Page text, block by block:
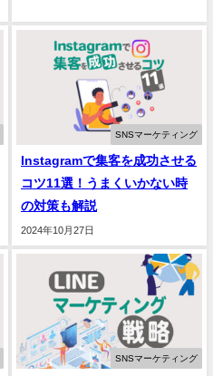
SNSマーケティング
Instagramで集客を成功させる
コツ11選！うまくいかない時
の対策も解説
2024年10月27日
SNSマーケティング